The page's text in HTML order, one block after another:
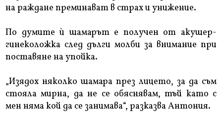
на раждане преминават в страх и унижение.
По думите ѝ шамарът е получен от акушер-
гинеколожка след дълги молби за внимание при
поставяне на упойка.
„Изядох няколко шамара през лицето, за да съм
стояла мирна, да не се обяснявам, тъй като с
мен няма кой да се занимава“, разказва Антония.